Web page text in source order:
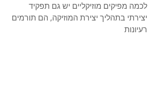
לכמה מפיקים מוזיקליים יש גם תפקיד
יצירתי בתהליך יצירת המוזיקה, הם תורמים
רעיונות